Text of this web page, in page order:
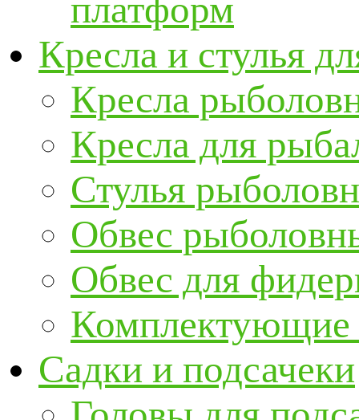
платформ
Кресла и стулья
Кресла
Кресла для
Стулья
Обвес
Обвес для
Комплектующие
Садки и подсачеки